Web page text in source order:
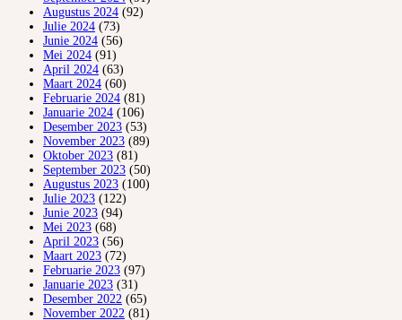
Augustus 2024 (92)
Julie 2024 (73)
Junie 2024 (56)
Mei 2024 (91)
April 2024 (63)
Maart 2024 (60)
Februarie 2024 (81)
Januarie 2024 (106)
Desember 2023 (53)
November 2023 (89)
Oktober 2023 (81)
September 2023 (50)
Augustus 2023 (100)
Julie 2023 (122)
Junie 2023 (94)
Mei 2023 (68)
April 2023 (56)
Maart 2023 (72)
Februarie 2023 (97)
Januarie 2023 (31)
Desember 2022 (65)
November 2022 (81)